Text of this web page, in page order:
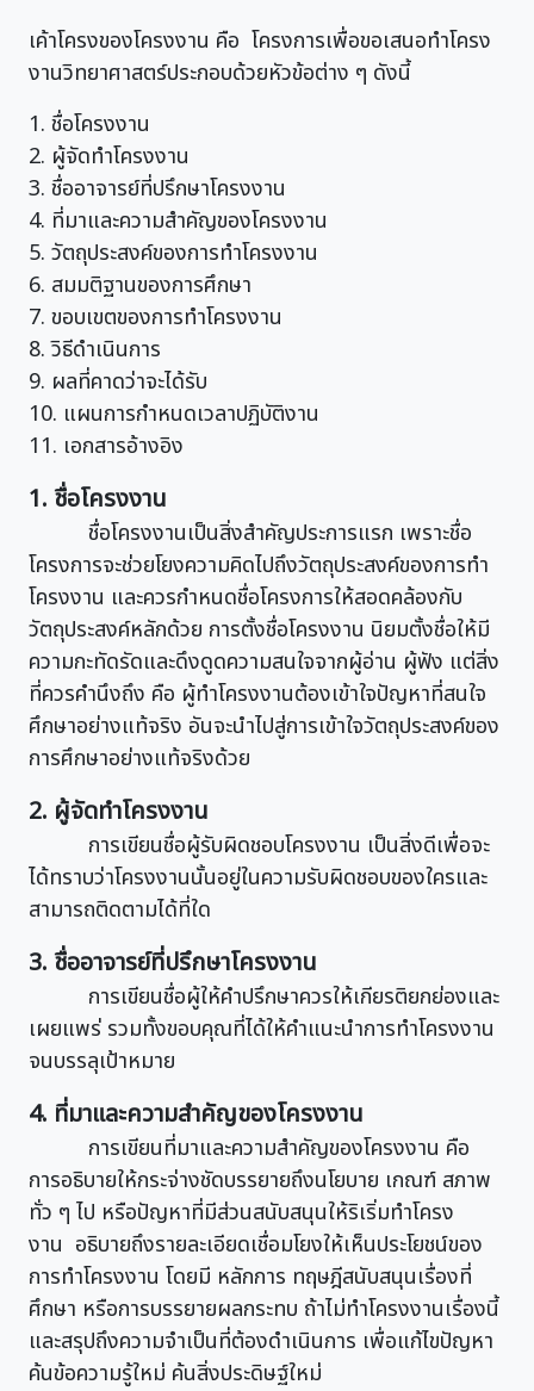
เค้าโครงของโครงงาน คือ โครงการเพื่อขอเสนอทำโครง
งานวิทยาศาสตร์ประกอบด้วยหัวข้อต่าง ๆ ดังนี้
1. ชื่อโครงงาน
2. ผู้จัดทำโครงงาน
3. ชื่ออาจารย์ที่ปรึกษาโครงงาน
4. ที่มาและความสำคัญของโครงงาน
5. วัตถุประสงค์ของการทำโครงงาน
6. สมมติฐานของการศึกษา
7. ขอบเขตของการทำโครงงาน
8. วิธีดำเนินการ
9. ผลที่คาดว่าจะได้รับ
10. แผนการกำหนดเวลาปฏิบัติงาน
11. เอกสารอ้างอิง
1. ชื่อโครงงาน
ชื่อโครงงานเป็นสิ่งสำคัญประการแรก เพราะชื่อ
โครงการจะช่วยโยงความคิดไปถึงวัตถุประสงค์ของการทำ
โครงงาน และควรกำหนดชื่อโครงการให้สอดคล้องกับ
วัตถุประสงค์หลักด้วย การตั้งชื่อโครงงาน นิยมตั้งชื่อให้มี
ความกะทัดรัดและดึงดูดความสนใจจากผู้อ่าน ผู้ฟัง แต่สิ่ง
ที่ควรคำนึงถึง คือ ผู้ทำโครงงานต้องเข้าใจปัญหาที่สนใจ
ศึกษาอย่างแท้จริง อันจะนำไปสู่การเข้าใจวัตถุประสงค์ของ
การศึกษาอย่างแท้จริงด้วย
2. ผู้จัดทำโครงงาน
การเขียนชื่อผู้รับผิดชอบโครงงาน เป็นสิ่งดีเพื่อจะ
ได้ทราบว่าโครงงานนั้นอยู่ในความรับผิดชอบของใครและ
สามารถติดตามได้ที่ใด
3. ชื่ออาจารย์ที่ปรึกษาโครงงาน
การเขียนชื่อผู้ให้คำปรึกษาควรให้เกียรติยกย่องและ
เผยแพร่ รวมทั้งขอบคุณที่ได้ให้คำแนะนำการทำโครงงาน
จนบรรลุเป้าหมาย
4. ที่มาและความสำคัญของโครงงาน
การเขียนที่มาและความสำคัญของโครงงาน คือ
การอธิบายให้กระจ่างชัดบรรยายถึงนโยบาย เกณฑ์ สภาพ
ทั่ว ๆ ไป หรือปัญหาที่มีส่วนสนับสนุนให้ริเริ่มทำโครง
งาน อธิบายถึงรายละเอียดเชื่อมโยงให้เห็นประโยชน์ของ
การทำโครงงาน โดยมี หลักการ ทฤษฎีสนับสนุนเรื่องที่
ศึกษา หรือการบรรยายผลกระทบ ถ้าไม่ทำโครงงานเรื่องนี้
และสรุปถึงความจำเป็นที่ต้องดำเนินการ เพื่อแก้ไขปัญหา
ค้นข้อความรู้ใหม่ ค้นสิ่งประดิษฐ์ใหม่